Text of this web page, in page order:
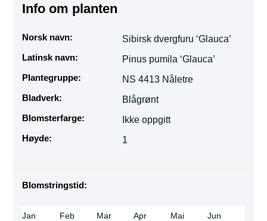
Info om planten
Norsk navn:
Sibirsk dvergfuru ‘Glauca’
Latinsk navn:
Pinus pumila ‘Glauca’
Plantegruppe:
NS 4413 Nåletre
Bladverk:
Blågrønt
Blomsterfarge:
Ikke oppgitt
Høyde:
1
Blomstringstid:
Jan Feb Mar Apr Mai Jun